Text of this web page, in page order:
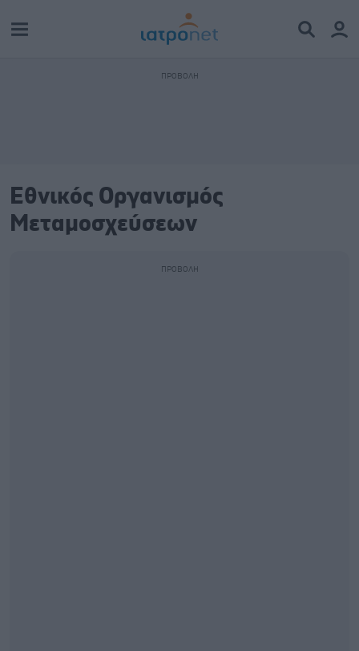
Εθνικός Οργανισμός
Μεταμοσχεύσεων